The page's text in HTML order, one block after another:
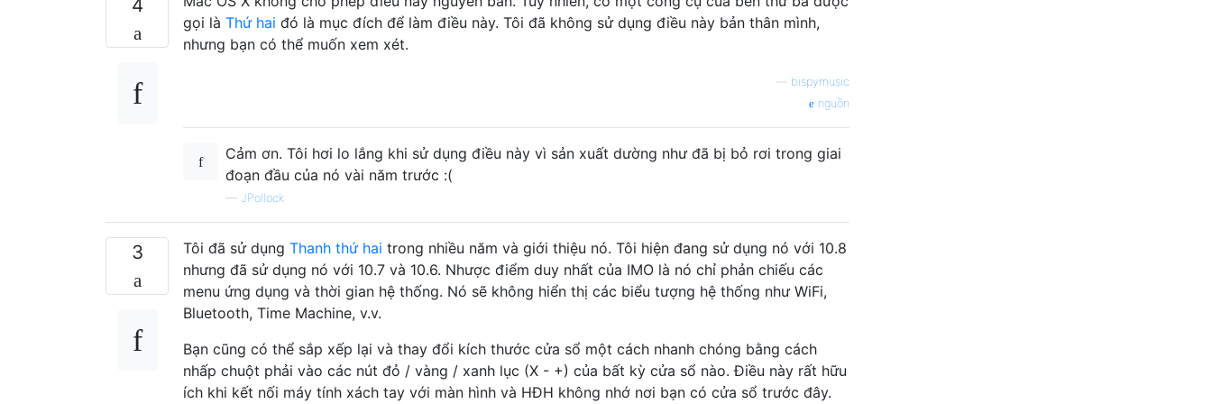
4
gọi là Thứ hai đó là mục đích để làm điều này. Tôi đã không sử dụng điều này bản thân mình,
nhưng bạn có thể muốn xem xét.
bispymusic
nguồn
Cảm ơn. Tôi hơi lo lắng khi sử dụng điều này vì sản xuất dường như đã bị bỏ rơi trong giai
đoạn đầu của nó vài năm trước :(
— JPollock
3 Tôi đã sử dụng Thanh thứ hai trong nhiều năm và giới thiệu nó. Tôi hiện đang sử dụng nó với 10.8
nhưng đã sử dụng nó với 10.7 và 10.6. Nhược điểm duy nhất của IMO là nó chỉ phản chiếu các
menu ứng dụng và thời gian hệ thống. Nó sẽ không hiển thị các biểu tượng hệ thống như WiFi,
Bluetooth, Time Machine, v.v.
Bạn cũng có thể sắp xếp lại và thay đổi kích thước cửa sổ một cách nhanh chóng bằng cách
nhấp chuột phải vào các nút đỏ / vàng / xanh lục (X - +) của bất kỳ cửa sổ nào. Điều này rất hữu
ích khi kết nối máy tính xách tay với màn hình và HĐH không nhớ nơi bạn có cửa sổ trước đây.